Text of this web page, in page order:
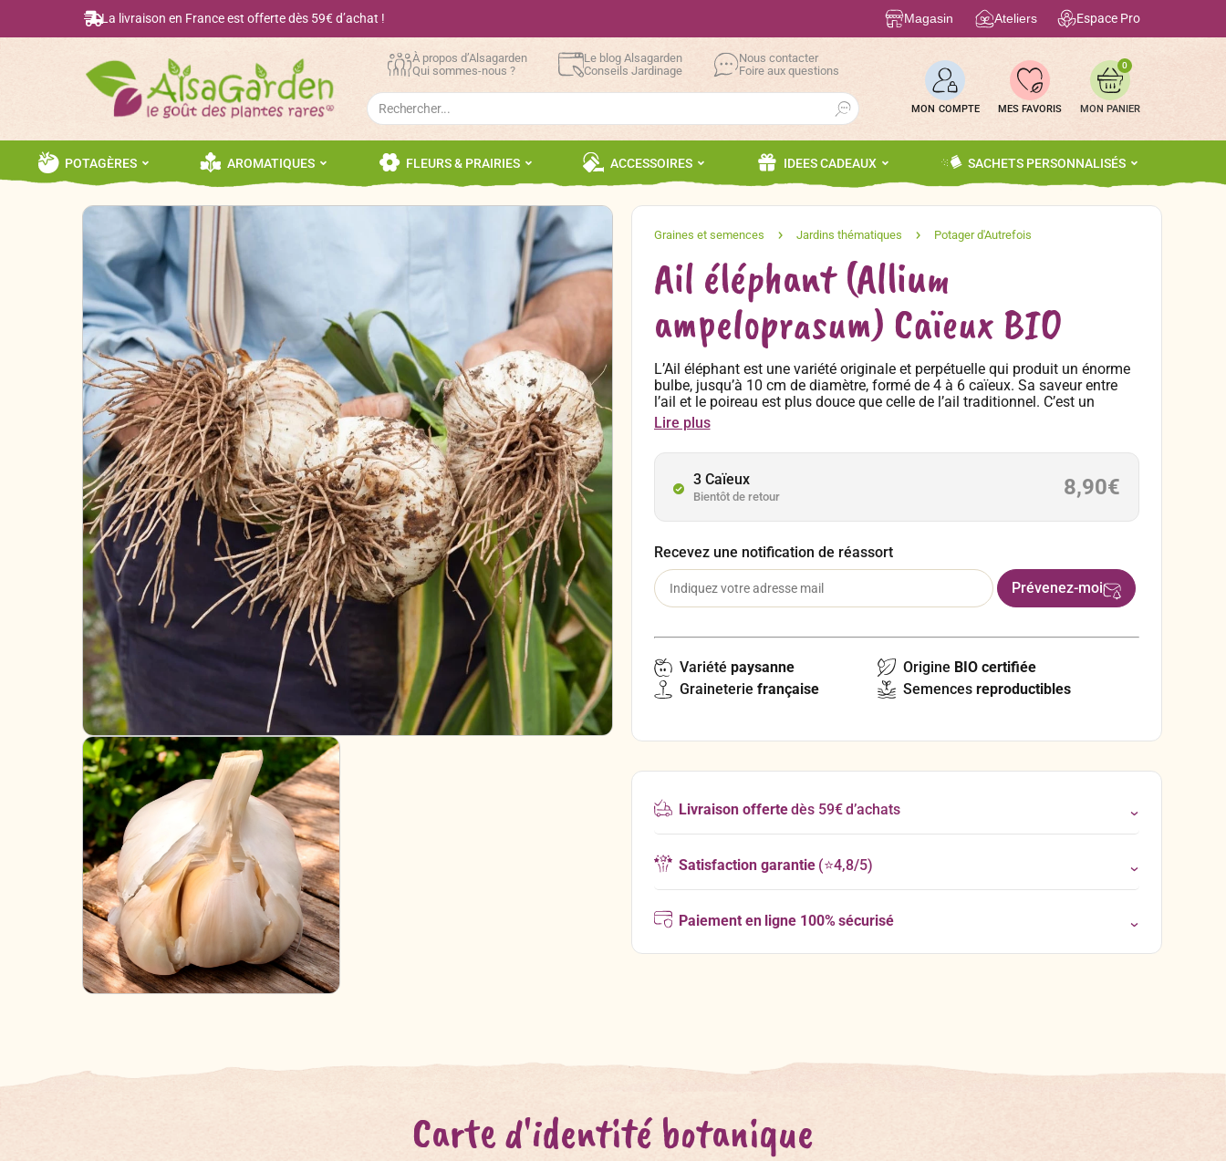
La livraison en France est offerte dès 59€ d’achat ! Magasin Ateliers Espace Pro
À propos d’Alsagarden
Qui sommes-nous ?
Le blog Alsagarden
Conseils Jardinage
Nous contacter
Foire aux questions
Search
for:
Search Button
MON COMPTE MES FAVORIS
0
POTAGÈRES AROMATIQUES FLEURS & PRAIRIES ACCESSOIRES IDEES CADEAUX SACHETS PERSONNALISÉS
Ail éléphant (Allium
ampeloprasum) Caïeux BIO
L’Ail éléphant est une variété originale et perpétuelle qui produit un énorme
bulbe, jusqu’à 10 cm de diamètre, formé de 4 à 6 caïeux. Sa saveur entre
l’ail et le poireau est plus douce que celle de l’ail traditionnel. C’est un
légume originaire d’Europe de l’Est, un peu oubliée chez nous, mais très
apprécié aux États-Unis et au Canada.
Lire plus
3 Caïeux
Bientôt de retour 8,90€
Recevez une notification de réassort
Variété paysanne Origine BIO certifiée
Graineterie française Semences reproductibles
Livraison offertedès 59€ d’achats
Satisfaction garantie(⭐4,8/5)
Paiement en ligne 100% sécurisé
Carte d'identité botanique